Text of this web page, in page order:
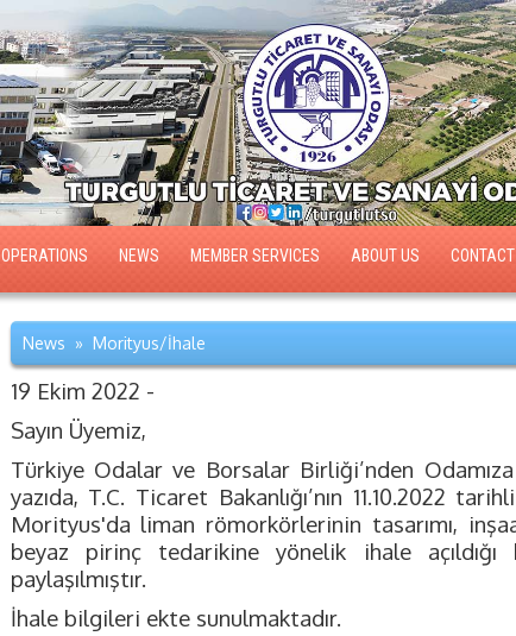
OPERATIONS NEWS MEMBER SERVICES ABOUT US CONTACT
News » Morityus/İhale
19 Ekim 2022 -
Sayın Üyemiz,
Türkiye Odalar ve Borsalar Birliği’nden
yazıda, T.C. Ticaret Bakanlığı’nın 11.10.2022
Morityus'da liman römorkörlerinin tasarımı,
beyaz pirinç tedarikine yönelik ihale
paylaşılmıştır.
İhale bilgileri ekte sunulmaktadır.